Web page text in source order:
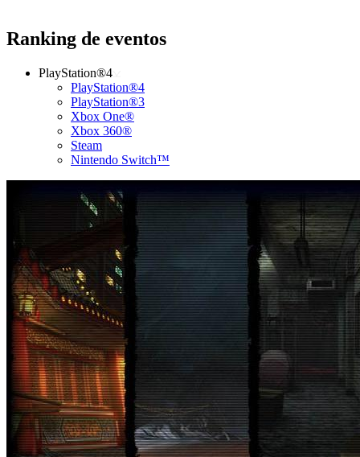
Ranking de eventos
PlayStation®4
PlayStation®4
PlayStation®3
Xbox One®
Xbox 360®
Steam
Nintendo Switch™